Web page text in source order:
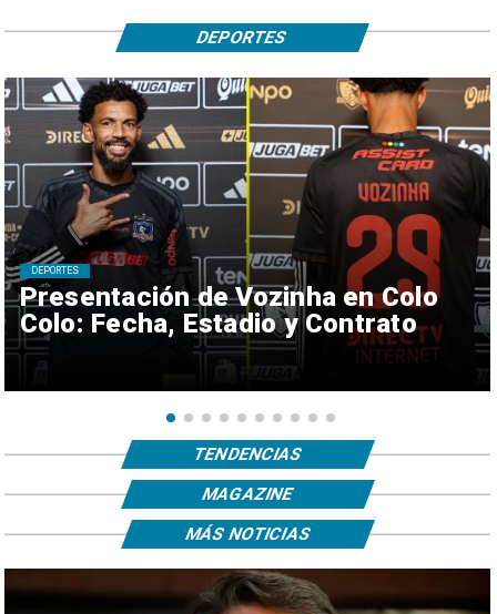
Presentación de Vozinha en Colo
Colo: Fecha, Estadio y Contrato
DEPORTES
DEPORTES
TENDENCIAS
MAGAZINE
MÁS NOTICIAS